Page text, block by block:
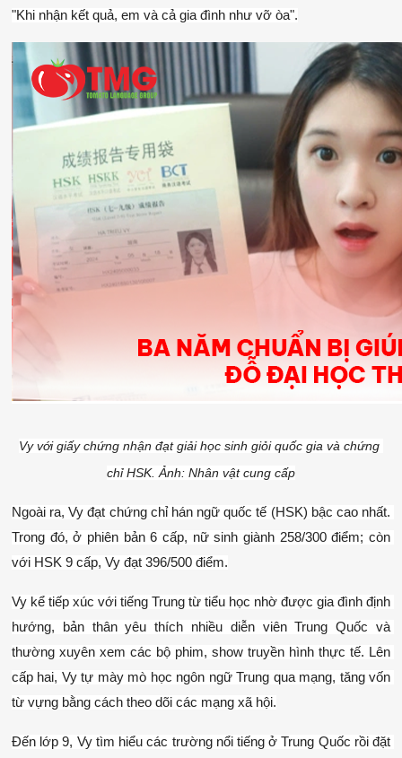
"Khi nhận kết quả, em và cả gia đình như vỡ òa".
Vy với giấy chứng nhận đạt giải học sinh giỏi quốc gia và chứng
chỉ HSK. Ảnh: Nhân vật cung cấp
Ngoài ra, Vy đạt chứng chỉ hán ngữ quốc tế (HSK) bậc cao nhất.
Trong đó, ở phiên bản 6 cấp, nữ sinh giành 258/300 điểm; còn
với HSK 9 cấp, Vy đạt 396/500 điểm.
Vy kể tiếp xúc với tiếng Trung từ tiểu học nhờ được gia đình định
hướng, bản thân yêu thích nhiều diễn viên Trung Quốc và
thường xuyên xem các bộ phim, show truyền hình thực tế. Lên
cấp hai, Vy tự mày mò học ngôn ngữ Trung qua mạng, tăng vốn
từ vựng bằng cách theo dõi các mạng xã hội.
Đến lớp 9, Vy tìm hiểu các trường nổi tiếng ở Trung Quốc rồi đặt